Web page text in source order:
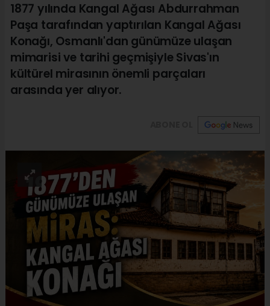
1877 yılında Kangal Ağası Abdurrahman
Paşa tarafından yaptırılan Kangal Ağası
Konağı, Osmanlı'dan günümüze ulaşan
mimarisi ve tarihi geçmişiyle Sivas'ın
kültürel mirasının önemli parçaları
arasında yer alıyor.